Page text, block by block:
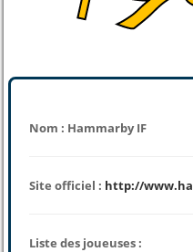
Nom : Hammarby IF
Site officiel : http://
Liste des joueuses :